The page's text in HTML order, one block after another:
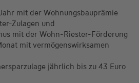
mit der Wohnungsbauprämie
Zulagen und
mit der Wohn-Riester-Förderung
mit vermögenswirksamen
jährlich bis zu 43 Euro